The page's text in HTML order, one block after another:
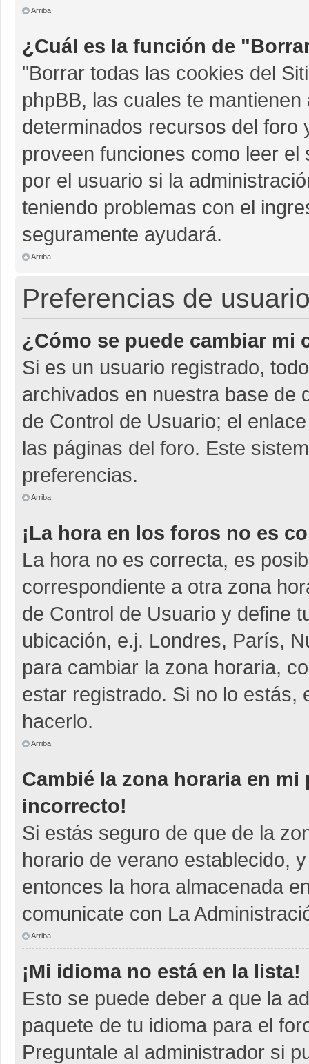
Arriba
¿Cuál es la función de
"Borrar todas las cookies del
phpBB, las cuales te
determinados recursos del foro
proveen funciones como leer
por el usuario si la
teniendo problemas con el
seguramente ayudará.
Arriba
Preferencias de
¿Cómo se puede cambiar mi
Si es un usuario registrado,
archivados en nuestra base de
de Control de Usuario; el
las páginas del foro. Este
preferencias.
Arriba
¡La hora en los foros no es
La hora no es correcta, es
correspondiente a otra zona
de Control de Usuario y define
ubicación, e.j. Londres, París,
para cambiar la zona horaria,
estar registrado. Si no lo estás,
hacerlo.
Arriba
Cambié la zona horaria en
incorrecto!
Si estás seguro de que de la
horario de verano establecido,
entonces la hora almacenada
comunicate con La
Arriba
¡Mi idioma no está en la lista!
Esto se puede deber a que la
paquete de tu idioma para el
Preguntale al administrador si